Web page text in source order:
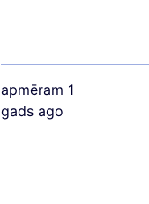
apmēram 1
gads ago